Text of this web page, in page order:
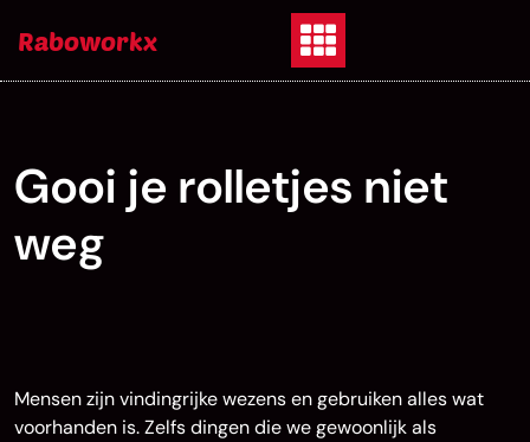
Raboworkx
Gooi je rolletjes niet
weg
Mensen zijn vindingrijke wezens en gebruiken alles wat
voorhanden is. Zelfs dingen die we gewoonlijk als